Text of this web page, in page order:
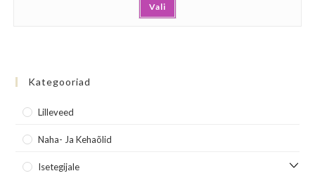
Vali
Kategooriad
Lilleveed
Naha- Ja Kehaõlid
Isetegijale